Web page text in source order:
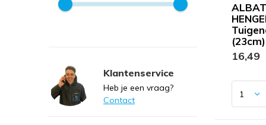
(23cm)
16,49
Klantenservice
Heb je een vraag?
Contact